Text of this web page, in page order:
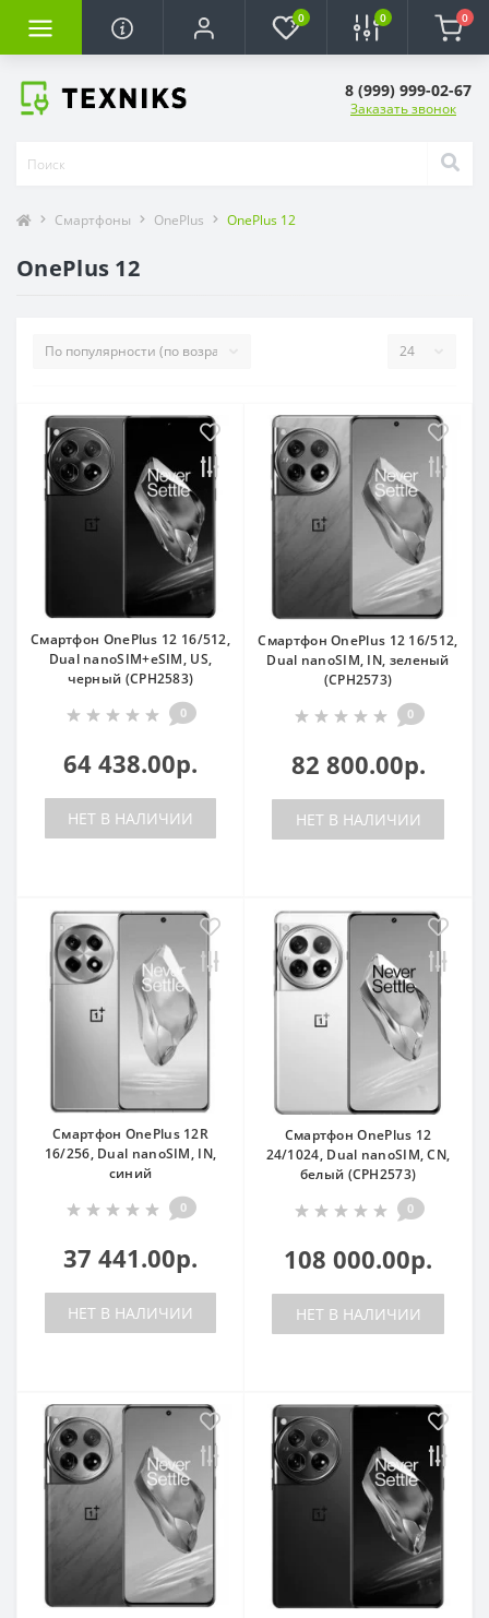
0 0 0
8 (999) 999-02-67
Заказать звонок
Смартфоны OnePlus OnePlus 12
OnePlus 12
Смартфон OnePlus 12 16/512,
Dual nanoSIM+eSIM, US,
черный (CPH2583)
0
64 438.00р.
НЕТ В НАЛИЧИИ
Смартфон OnePlus 12 16/512,
Dual nanoSIM, IN, зеленый
(CPH2573)
0
82 800.00р.
НЕТ В НАЛИЧИИ
Смартфон OnePlus 12R
16/256, Dual nanoSIM, IN,
синий
0
37 441.00р.
НЕТ В НАЛИЧИИ
Смартфон OnePlus 12
24/1024, Dual nanoSIM, CN,
белый (CPH2573)
0
108 000.00р.
НЕТ В НАЛИЧИИ